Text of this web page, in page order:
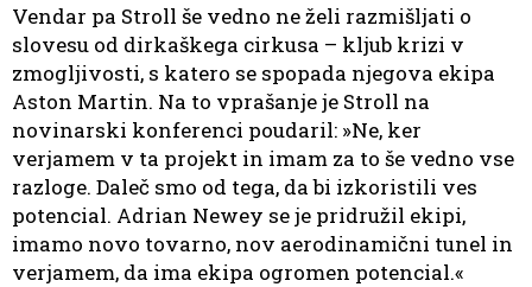
Vendar pa Stroll še vedno ne želi razmišljati o
slovesu od dirkaškega cirkusa – kljub krizi v
zmogljivosti, s katero se spopada njegova ekipa
Aston Martin. Na to vprašanje je Stroll na
novinarski konferenci poudaril: »Ne, ker
verjamem v ta projekt in imam za to še vedno vse
razloge. Daleč smo od tega, da bi izkoristili ves
potencial. Adrian Newey se je pridružil ekipi,
imamo novo tovarno, nov aerodinamični tunel in
verjamem, da ima ekipa ogromen potencial.«